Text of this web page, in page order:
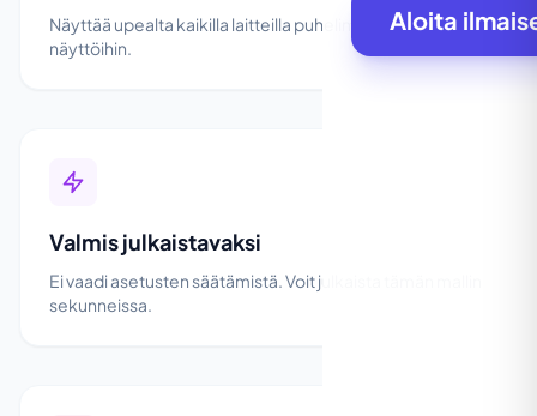
Aloita
Näyttää upealta kaikilla laitteilla puhelimista suuriin
näyttöihin.
Valmis julkaistavaksi
Ei vaadi asetusten säätämistä. Voit julkaista tämän mallin
sekunneissa.